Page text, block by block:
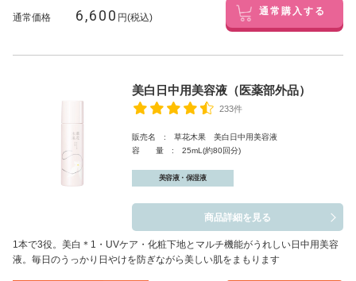
通常価格 6,600 円(税込) 通常購入する
美白日中用美容液（医薬部外品）
233件
販売名 : 草花木果 美白日中用美容液
容 量 : 25mL(約80回分)
美容液・保湿液
商品詳細を見る
1本で3役。美白 ＊1 ・UVケア・化粧下地とマルチ機能がうれしい日中用美容
液。毎日のうっかり日やけを防ぎながら美しい肌をまもります